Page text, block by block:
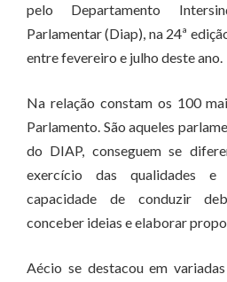
pelo Departamento
Parlamentar (Diap), na 24ª
entre fevereiro e julho deste ano.
Na relação constam os 100
Parlamento. São aqueles
do DIAP, conseguem se
exercício das qualidades e
capacidade de conduzir
conceber ideias e elaborar
Aécio se destacou em